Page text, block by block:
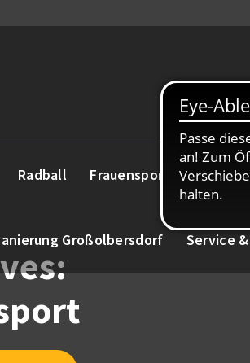
Radball Frauensport Alte
Großolbersdorf Service